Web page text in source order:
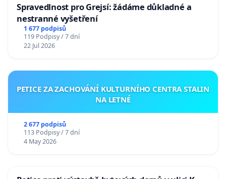
Spravedlnost pro Grejsí: žádáme důkladné a
nestranné vyšetření
1 677 podpisů
119 Podpisy / 7 dní
22 Jul 2026
PETICE ZA ZACHOVÁNÍ KULTURNÍHO CENTRA STALIN
NA LETNÉ
2 677 podpisů
113 Podpisy / 7 dní
4 May 2026